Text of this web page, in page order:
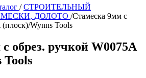
/ СТРОИТЕЛЬНЫЙ
ДОЛОТО /Стамеска 9мм с
Wynns Tools
обрез. ручкой W0075A
Tools